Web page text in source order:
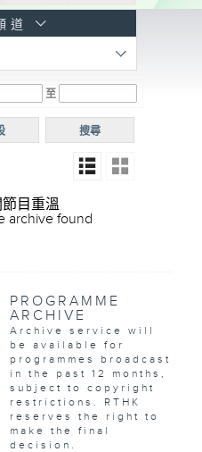
電台
普通
道
至
搜尋
目重溫
archive found
PROGRAMME
ARCHIVE
Archive service will
be available for
programmes broadcast
in the past 12 months,
subject to copyright
restrictions. RTHK
reserves the right to
make the final
decision.